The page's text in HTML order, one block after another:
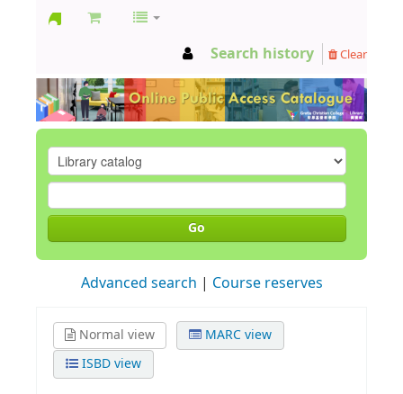
Search history Clear
Go
Advanced search Course reserves
Normal view
MARC view
ISBD view